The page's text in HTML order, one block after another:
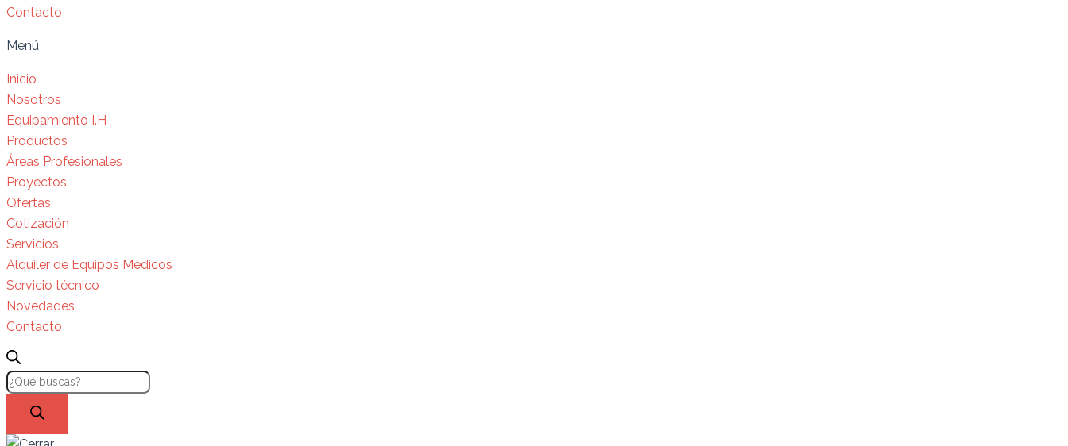
Contacto
Menú
Inicio
Nosotros
Equipamiento I.H
Productos
Áreas Profesionales
Proyectos
Ofertas
Cotización
Servicios
Alquiler de Equipos Médicos
Servicio técnico
Novedades
Contacto